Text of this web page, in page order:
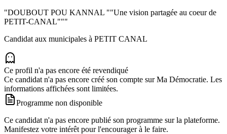
"DOUBOUT POU KANNAL ""Une vision partagée au coeur de
PETIT-CANAL"""
Candidat aux municipales à PETIT CANAL
Ce profil n'a pas encore été revendiqué
Ce candidat n'a pas encore créé son compte sur Ma Démocratie. Les
informations affichées sont limitées.
Programme non disponible
Ce candidat n'a pas encore publié son programme sur la plateforme.
Manifestez votre intérêt pour l'encourager à le faire.